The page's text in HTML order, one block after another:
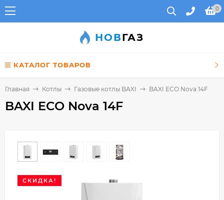
0
НОВГАЗ
КАТАЛОГ ТОВАРОВ
Главная Котлы Газовые котлы BAXI BAXI ECO Nova 14F
BAXI ECO Nova 14F
СКИДКА!